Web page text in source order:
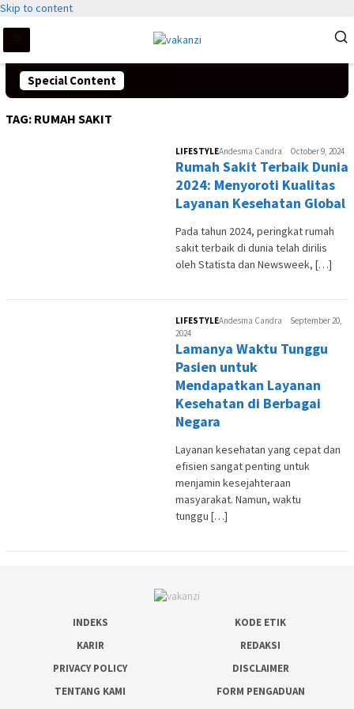
Skip to content
Special Content
TAG: RUMAH SAKIT
LIFESTYLEAndesma Candra October 9, 2024
Rumah Sakit Terbaik Dunia
2024: Menyoroti Kualitas
Layanan Kesehatan Global
Pada tahun 2024, peringkat rumah
sakit terbaik di dunia telah dirilis
oleh Statista dan Newsweek, […]
LIFESTYLEAndesma Candra
September 20,
2024
Lamanya Waktu Tunggu
Pasien untuk
Mendapatkan Layanan
Kesehatan di Berbagai
Negara
Layanan kesehatan yang cepat dan
efisien sangat penting untuk
menjamin kesejahteraan
masyarakat. Namun, waktu
tunggu […]
INDEKS
KODE ETIK
KARIR
REDAKSI
PRIVACY POLICY
DISCLAIMER
TENTANG KAMI
FORM PENGADUAN